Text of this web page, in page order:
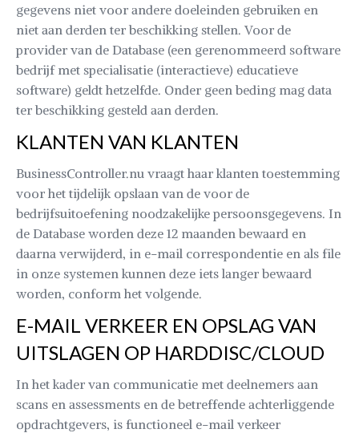
gegevens niet voor andere doeleinden gebruiken en
niet aan derden ter beschikking stellen. Voor de
provider van de Database (een gerenommeerd software
bedrijf met specialisatie (interactieve) educatieve
software) geldt hetzelfde. Onder geen beding mag data
ter beschikking gesteld aan derden.
KLANTEN VAN KLANTEN
BusinessController.nu vraagt haar klanten toestemming
voor het tijdelijk opslaan van de voor de
bedrijfsuitoefening noodzakelijke persoonsgegevens. In
de Database worden deze 12 maanden bewaard en
daarna verwijderd, in e-mail correspondentie en als file
in onze systemen kunnen deze iets langer bewaard
worden, conform het volgende.
E-MAIL VERKEER EN OPSLAG VAN
UITSLAGEN OP HARDDISC/CLOUD
In het kader van communicatie met deelnemers aan
scans en assessments en de betreffende achterliggende
opdrachtgevers, is functioneel e-mail verkeer